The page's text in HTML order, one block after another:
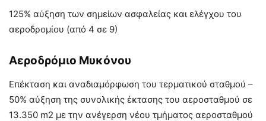
125% αύξηση των σημείων ασφαλείας και ελέγχου του
αεροδρομίου (από 4 σε 9)
Αεροδρόμιο Μυκόνου
Επέκταση και αναδιαμόρφωση του τερματικού σταθμού –
50% αύξηση της συνολικής έκτασης του αεροσταθμού σε
13.350 m2 με την ανέγερση νέου τμήματος αεροσταθμού